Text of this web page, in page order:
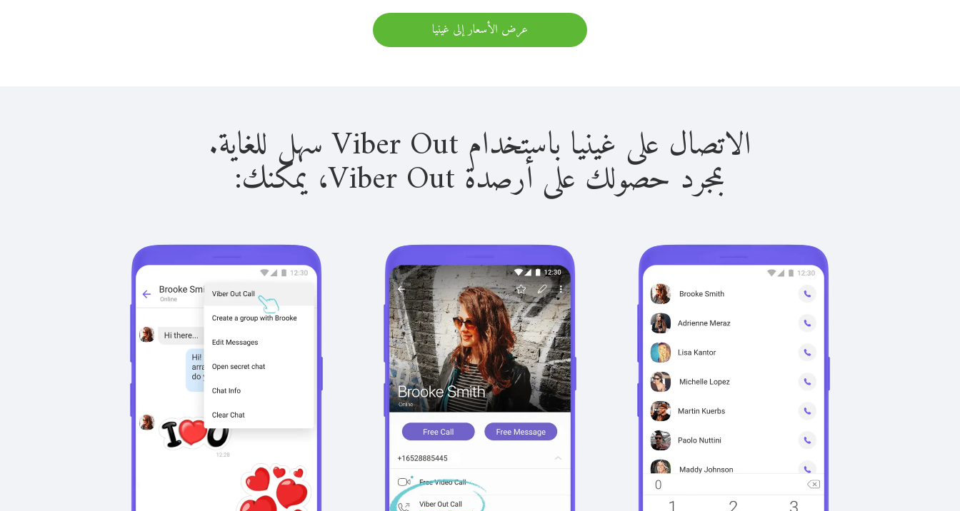
عرض الأسعار إلى غينيا
الاتصال على غينيا باستخدام Viber Out سهل للغاية.
بمجرد حصولك على أرصدة Viber Out، يمكنك: